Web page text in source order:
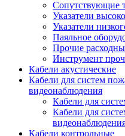
Сопутствующие
Указатели
Указатели
Паяльное
Прочие
Инструмент
Кабели акустические
Кабели для систем
видеонаблюдения
Кабели для
Кабели для
Кабели контрольные